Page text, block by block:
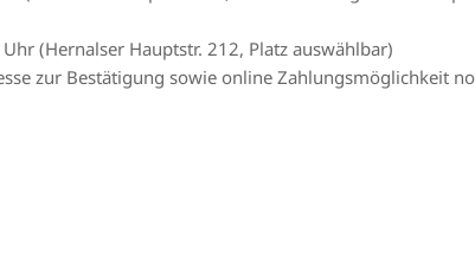
(Hernalser Hauptstr. 212, Platz auswählbar)
zur Bestätigung sowie online Zahlungsmöglichkeit